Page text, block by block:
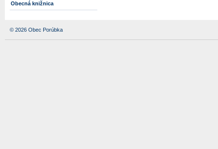
Obecná knižnica
© 2026 Obec Porúbka